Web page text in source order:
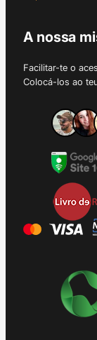
A nossa
Facilitar-te o
Colocá-los ao